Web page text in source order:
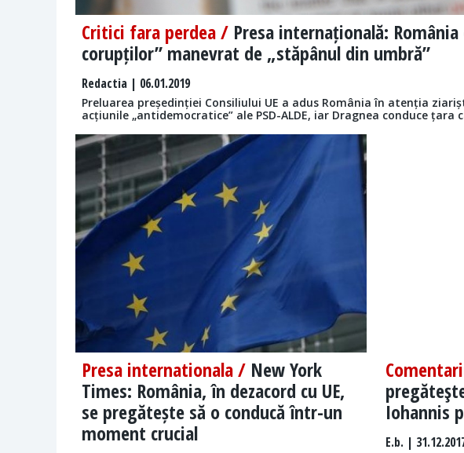
Critici fara perdea / Presa internațională:
corupților” manevrat de „stăpânul din umbră”
Redactia | 06.01.2019
Preluarea președinției Consiliului UE a adus România în atenția
acțiunile „antidemocratice” ale PSD-ALDE, iar Dragnea conduce țara
Presa internationala / New York
Times: România, în dezacord cu UE,
se pregătește să o conducă într-un
moment crucial
Iohannis
E.b. |